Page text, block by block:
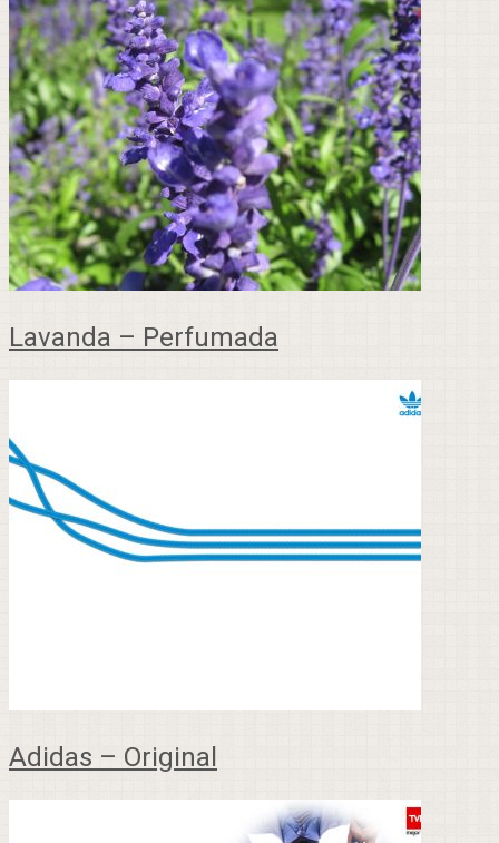
Lavanda – Perfumada
Adidas – Original